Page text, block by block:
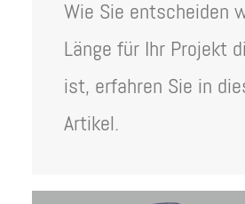
Wie Sie entscheiden
Länge für Ihr Projekt
ist, erfahren Sie in
Artikel.